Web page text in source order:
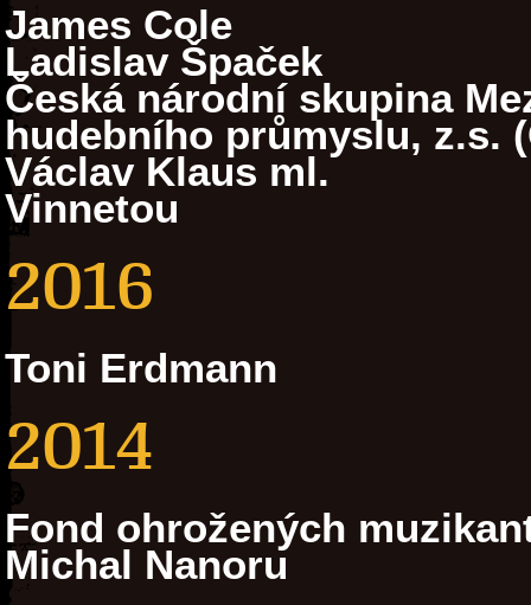
James Cole
Ladislav Špaček
Česká národní skupina
hudebního průmyslu, z.s.
Václav Klaus ml.
Vinnetou
2016
Toni Erdmann
2014
Fond ohrožených
Michal Nanoru